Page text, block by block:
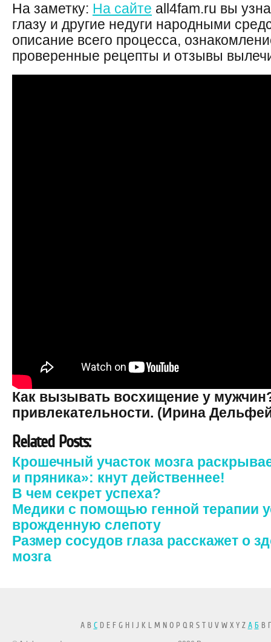
На заметку: На сайте all4fam.ru вы
глазу и другие недуги народными
описание всего процесса,
проверенные рецепты и отзывы
Как вызывать восхищение у
привлекательности. (Ирина
Related Posts:
Крошечный участок мозга
и пряника»: кнут действеннее!
В чем секрет успеха?
Медики с помощью генной терапии
врожденную слепоту
Размер сосудов глаза расскажет о
мозга
A B CD E F G H I J K L M N O P Q R S T U V W X Y Z А БВ